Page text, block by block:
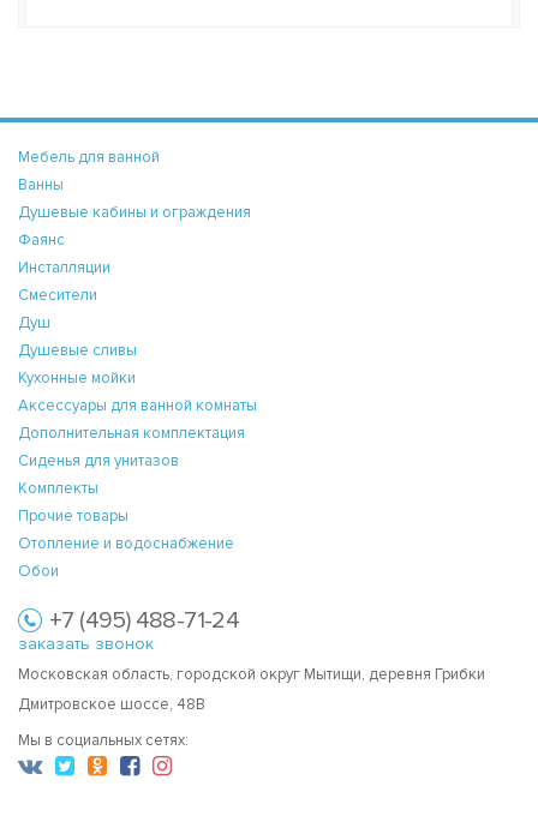
Мебель для ванной
Ванны
Душевые кабины и ограждения
Фаянс
Инсталляции
Смесители
Душ
Душевые сливы
Кухонные мойки
Аксессуары для ванной комнаты
Дополнительная комплектация
Сиденья для унитазов
Комплекты
Прочие товары
Отопление и водоснабжение
Обои
+7 (495) 488-71-24
заказать звонок
Московская область, городской округ Мытищи, деревня Грибки
Дмитровское шоссе, 48В
Мы в социальных сетях: